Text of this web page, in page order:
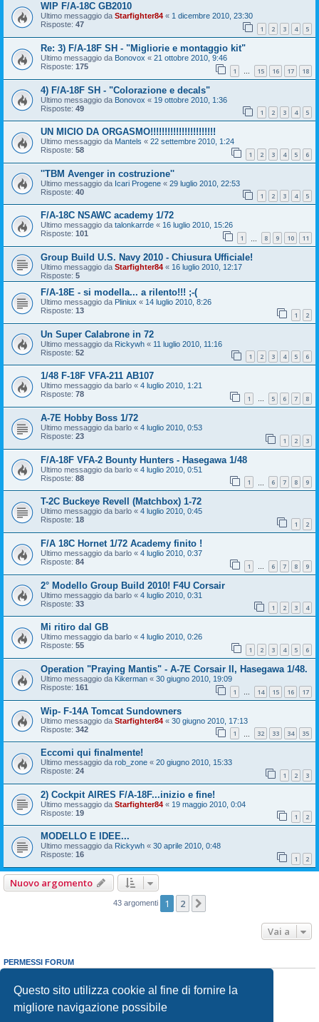
Questo sito utilizza cookie al fine di fornire la
migliore navigazione possibile
WIP F/A-18C GB2010
Ultimo messaggio da Starfighter84 « 1 dicembre 2010, 23:30
Risposte: 47 1 2 3 4 5
Re: 3) F/A-18F SH - "Migliorie e montaggio kit"
Ultimo messaggio da Bonovox « 21 ottobre 2010, 9:46
Risposte: 175 1 … 15 16 17 18
4) F/A-18F SH - "Colorazione e decals"
Ultimo messaggio da Bonovox « 19 ottobre 2010, 1:36
Risposte: 49 1 2 3 4 5
UN MICIO DA ORGASMO!!!!!!!!!!!!!!!!!!!!!!!
Ultimo messaggio da Mantels « 22 settembre 2010, 1:24
Risposte: 58 1 2 3 4 5 6
''TBM Avenger in costruzione''
Ultimo messaggio da Icari Progene « 29 luglio 2010, 22:53
Risposte: 40 1 2 3 4 5
F/A-18C NSAWC academy 1/72
Ultimo messaggio da talonkarrde « 16 luglio 2010, 15:26
Risposte: 101 1 8 9 10 11
Group Build U.S. Navy 2010 - Chiusura Ufficiale!
Ultimo messaggio da Starfighter84 « 16 luglio 2010, 12:17
Risposte: 5
F/A-18E - si modella... a rilento!!! ;-(
Ultimo messaggio da Pliniux « 14 luglio 2010, 8:26
Risposte: 13 1 2
Un Super Calabrone in 72
Ultimo messaggio da Rickywh « 11 luglio 2010, 11:16
Risposte: 52 1 2 3 4 5 6
1/48 F-18F VFA-211 AB107
Ultimo messaggio da barlo « 4 luglio 2010, 1:21
Risposte: 78 1 … 5 6 7 8
A-7E Hobby Boss 1/72
Ultimo messaggio da barlo « 4 luglio 2010, 0:53
Risposte: 23 1 2 3
F/A-18F VFA-2 Bounty Hunters - Hasegawa 1/48
Ultimo messaggio da barlo « 4 luglio 2010, 0:51
Risposte: 88 1 6 7 8 9
T-2C Buckeye Revell (Matchbox) 1-72
Ultimo messaggio da barlo « 4 luglio 2010, 0:45
Risposte: 18 1 2
F/A 18C Hornet 1/72 Academy finito !
Ultimo messaggio da barlo « 4 luglio 2010, 0:37
Risposte: 84 1 … 6 7 8 9
2° Modello Group Build 2010! F4U Corsair
Ultimo messaggio da barlo « 4 luglio 2010, 0:31
Risposte: 33 1 2 3 4
Mi ritiro dal GB
Ultimo messaggio da barlo « 4 luglio 2010, 0:26
Risposte: 55 1 2 3 4 5 6
Operation "Praying Mantis" - A-7E Corsair II, Hasegawa 1/48.
Ultimo messaggio da Kikerman « 30 giugno 2010, 19:09
Risposte: 161 1 14 15 16 17
Wip- F-14A Tomcat Sundowners
Ultimo messaggio da Starfighter84 « 30 giugno 2010, 17:13
Risposte: 342 1 32 33 34 35
Eccomi qui finalmente!
Ultimo messaggio da rob_zone « 20 giugno 2010, 15:33
Risposte: 24 1 2 3
2) Cockpit AIRES F/A-18F...inizio e fine!
Ultimo messaggio da Starfighter84 « 19 maggio 2010, 0:04
Risposte: 19 1 2
MODELLO E IDEE...
Ultimo messaggio da Rickywh « 30 aprile 2010, 0:48
Risposte: 16 1 2
Nuovo argomento
43 argomenti 1 2
Vai a
PERMESSI FORUM
Non puoi
rispondere negli argomenti
Non puoimodificare i tuoi messaggi
Non puoicancellare i tuoi messaggi
Non puoi
inviare allegati